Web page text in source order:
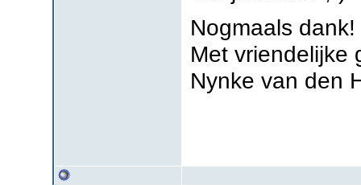
Nogmaals dank!
Met vriendelijke
Nynke van den